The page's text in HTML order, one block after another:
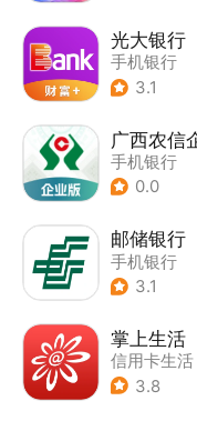
光大银行
手机银行
3.1
手机银行
0.0
邮储银行
手机银行
3.1
掌上生活
信用卡生活
3.8